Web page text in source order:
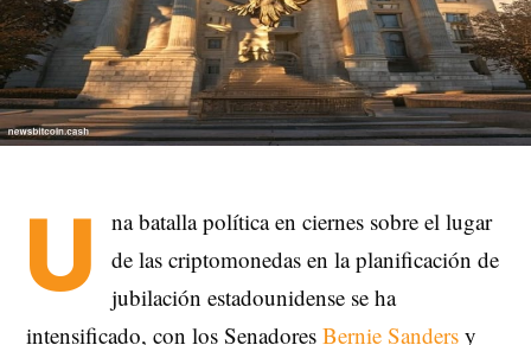
U
na batalla política en ciernes sobre el lugar
de las criptomonedas en la planificación de
jubilación estadounidense se ha
intensificado, con los Senadores Bernie Sanders y